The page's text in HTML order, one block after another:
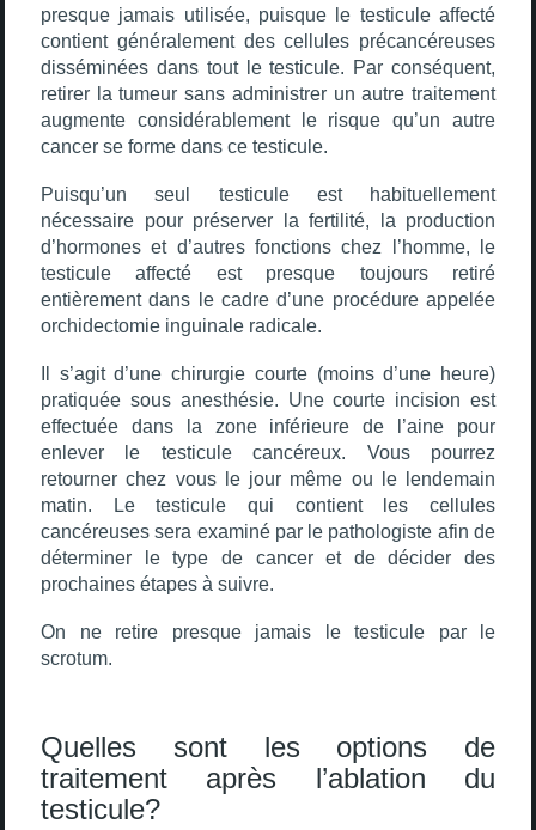
presque jamais utilisée, puisque le testicule affecté
contient généralement des cellules précancéreuses
disséminées dans tout le testicule. Par conséquent,
retirer la tumeur sans administrer un autre traitement
augmente considérablement le risque qu’un autre
cancer se forme dans ce testicule.
Puisqu’un seul testicule est habituellement
nécessaire pour préserver la fertilité, la production
d’hormones et d’autres fonctions chez l’homme, le
testicule affecté est presque toujours retiré
entièrement dans le cadre d’une procédure appelée
orchidectomie inguinale radicale.
Il s’agit d’une chirurgie courte (moins d’une heure)
pratiquée sous anesthésie. Une courte incision est
effectuée dans la zone inférieure de l’aine pour
enlever le testicule cancéreux. Vous pourrez
retourner chez vous le jour même ou le lendemain
matin. Le testicule qui contient les cellules
cancéreuses sera examiné par le pathologiste afin de
déterminer le type de cancer et de décider des
prochaines étapes à suivre.
On ne retire presque jamais le testicule par le
scrotum.
Quelles sont les options de
traitement après l’ablation du
testicule?